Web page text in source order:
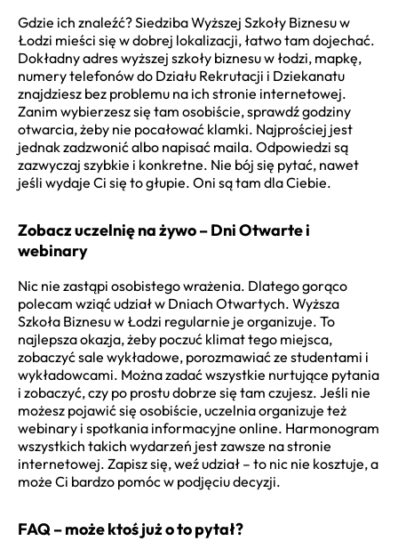
Gdzie ich znaleźć? Siedziba Wyższej Szkoły Biznesu w
Łodzi mieści się w dobrej lokalizacji, łatwo tam dojechać.
Dokładny adres wyższej szkoły biznesu w łodzi, mapkę,
numery telefonów do Działu Rekrutacji i Dziekanatu
znajdziesz bez problemu na ich stronie internetowej.
Zanim wybierzesz się tam osobiście, sprawdź godziny
otwarcia, żeby nie pocałować klamki. Najprościej jest
jednak zadzwonić albo napisać maila. Odpowiedzi są
zazwyczaj szybkie i konkretne. Nie bój się pytać, nawet
jeśli wydaje Ci się to głupie. Oni są tam dla Ciebie.
Zobacz uczelnię na żywo – Dni Otwarte i
webinary
Nic nie zastąpi osobistego wrażenia. Dlatego gorąco
polecam wziąć udział w Dniach Otwartych. Wyższa
Szkoła Biznesu w Łodzi regularnie je organizuje. To
najlepsza okazja, żeby poczuć klimat tego miejsca,
zobaczyć sale wykładowe, porozmawiać ze studentami i
wykładowcami. Można zadać wszystkie nurtujące pytania
i zobaczyć, czy po prostu dobrze się tam czujesz. Jeśli nie
możesz pojawić się osobiście, uczelnia organizuje też
webinary i spotkania informacyjne online. Harmonogram
wszystkich takich wydarzeń jest zawsze na stronie
internetowej. Zapisz się, weź udział – to nic nie kosztuje, a
może Ci bardzo pomóc w podjęciu decyzji.
FAQ – może ktoś już o to pytał?